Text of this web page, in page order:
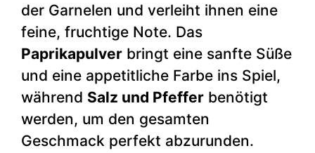
der Garnelen und verleiht ihnen eine
feine, fruchtige Note. Das
Paprikapulver bringt eine sanfte Süße
und eine appetitliche Farbe ins Spiel,
während Salz und Pfeffer benötigt
werden, um den gesamten
Geschmack perfekt abzurunden.